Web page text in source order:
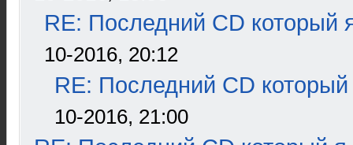
RE: Последний CD который
10-2016, 20:12
RE: Последний CD который
10-2016, 21:00